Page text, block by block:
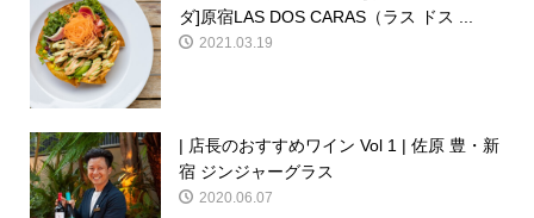
ダ]原宿LAS DOS CARAS（ラス ドス ...
2021.03.19
| 店長のおすすめワイン Vol 1 | 佐原 豊・新
宿 ジンジャーグラス
2020.06.07